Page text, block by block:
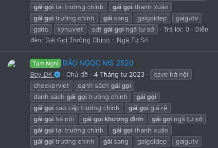
gái gọi tại trường chinh gái gọi thanh xuân
gái gọi trường chinh gái sang gaigoidep
gaigutv
gaito
kynuviet sdt gái gọi ngã tư sở Trả lời: 0
Diễn
đàn: Gái Gọi Trường Chinh - Ngã Tư Sở
Tạm Nghỉ BẢO NGỌC MS 2520
Boy_DK Chủ đề 4 Tháng tư 2023
cave hà nội
checkerviet
danh sách gái gọi
danh sách gái gọi trường chinh gái gọi
gái gọi cao cấp trường chinh gái gọi giá rẻ
gái gọi hà nội gái gọi khương đình gái gọi ngã tư sở
gái gọi tại trường chinh gái gọi thanh xuân
gái gọi trường chinh gái sang gaigoidep
gaigutv